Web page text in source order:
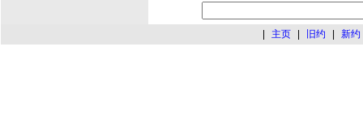
| 主页 | 旧约 | 新约